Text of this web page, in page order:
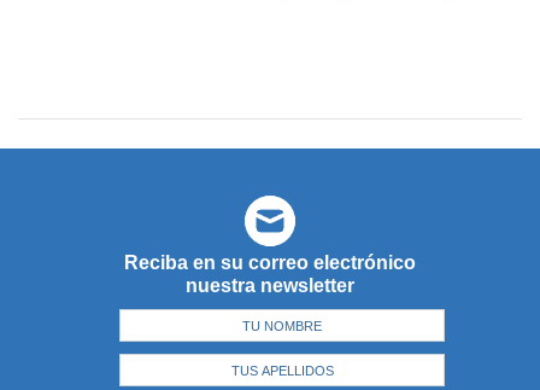
Reciba en su correo electrónico
nuestra newsletter